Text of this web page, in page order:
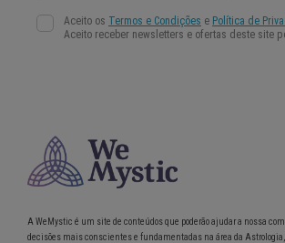
A WeMystic é um site de conteúdos que poderão ajudar a nossa
decisões mais conscientes e fundamentadas na área da